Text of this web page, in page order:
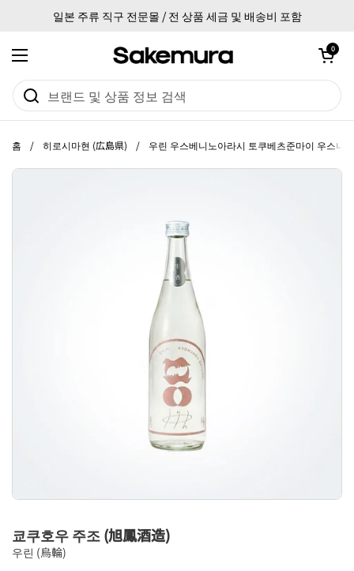
일본 주류 직구 전문몰 / 전 상품 세금 및 배송비 포함
메뉴 열기
카트 열기
0
홈 / 히로시마현 (広島県) / 우린 우스베니노아라시 토쿠베츠준마이 우스니
쿄쿠호우 주조 (旭鳳酒造)
우린 (烏輪)